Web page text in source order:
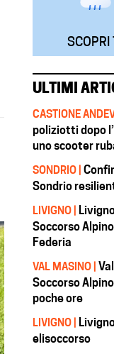
SCOPRI
ULTIMI
CASTIONE
poliziotti dopo
uno scooter
SONDRIO |
Sondrio
LIVIGNO |
Soccorso
Federia
VAL MASINO |
Soccorso
poche ore
LIVIGNO |
elisoccorso